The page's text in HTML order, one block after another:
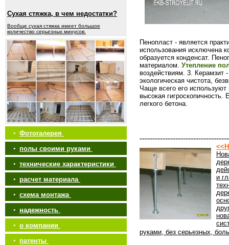
Сухая стяжка, в чем недостатки?
Вообще сухая стяжка имеет большое
количество серьезных минусов.
• Фотогалерея
• полы своими руками
• технические характеристики
• расчет материала
• схема монтажа
• надежность
• о компании
• патенты
Пенопласт - является
использования исключена
образуется конденсат.
материалом. Утепление
воздействиям. 3. Керамзит
экологическая чистота,
Чаще всего его используют
высокая гигроскопичность.
легкого бетона.
и
руками, без серьезных,